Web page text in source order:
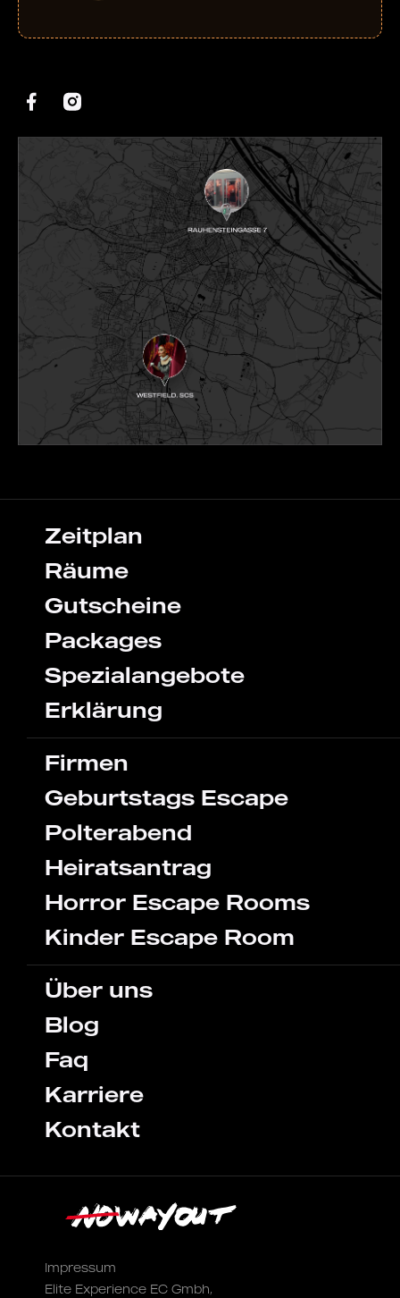
Impressum
Elite Experience EC Gmbh,
Zeitplan
Räume
Gutscheine
Packages
Spezialangebote
Erklärung
Firmen
Geburtstags Escape
Polterabend
Heiratsantrag
Horror Escape Rooms
Kinder Escape Room
Über uns
Blog
Faq
Karriere
Kontakt